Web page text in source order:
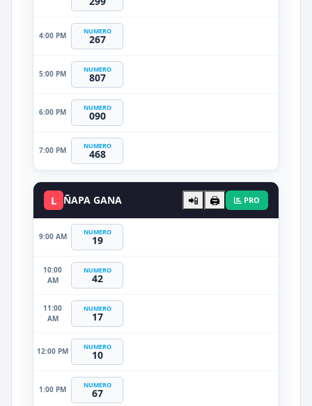
4:00 PM NUMERO
267
5:00 PM NUMERO
807
6:00 PM NUMERO
090
7:00 PM NUMERO
468
L ÑAPA GANA 📲 🖨️ PRO
9:00 AM NUMERO
19
10:00
AM
NUMERO
42
11:00
AM
NUMERO
17
12:00 PM NUMERO
10
1:00 PM NUMERO
67